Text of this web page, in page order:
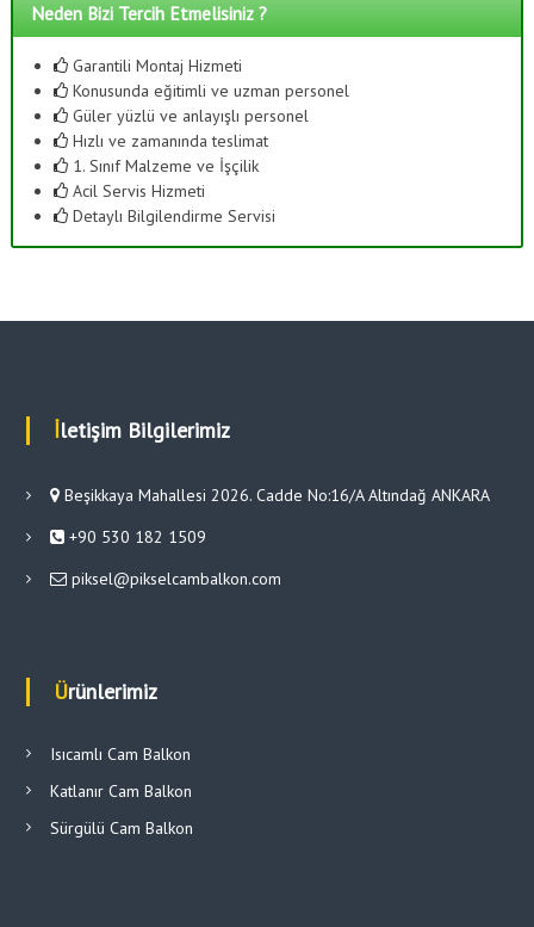
Neden Bizi Tercih Etmelisiniz ?
Garantili Montaj Hizmeti
Konusunda eğitimli ve uzman personel
Güler yüzlü ve anlayışlı personel
Hızlı ve zamanında teslimat
1. Sınıf Malzeme ve İşçilik
Acil Servis Hizmeti
Detaylı Bilgilendirme Servisi
İletişim Bilgilerimiz
Beşikkaya Mahallesi 2026. Cadde No:16/A Altındağ ANKARA
+90 530 182 1509
piksel@pikselcambalkon.com
Ürünlerimiz
Isıcamlı Cam Balkon
Katlanır Cam Balkon
Sürgülü Cam Balkon